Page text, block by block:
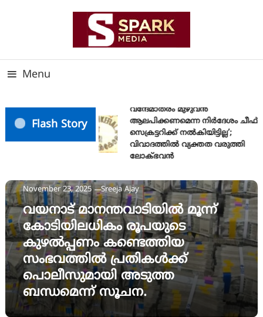
Menu
Flash Story
വന്ദേമാതരം മുഴുവൻ
ആലപിക്കണമെന്ന നിർദേശം ചീഫ്
സെക്രട്ടറിക്ക് നൽകിയിട്ടില്ല’;
വിവാദത്തിൽ വ്യക്തത വരുത്തി
ലോക്ഭവൻ
November 23, 2025 Sreeja Ajay
വയനാട് മാനന്തവാടിയിൽ മൂന്ന്
കോടിയിലധികം രൂപയുടെ
കുഴൽപ്പണം കണ്ടെത്തിയ
സംഭവത്തിൽ പ്രതികൾക്ക്
പൊലീസുമായി അടുത്ത
ബന്ധമെന്ന് സൂചന.